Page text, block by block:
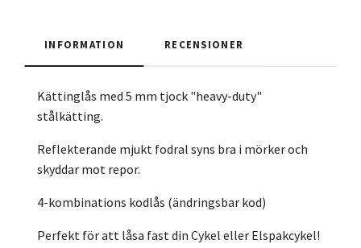
INFORMATION RECENSIONER
Kättinglås med 5 mm tjock "heavy-duty"
stålkätting.
Reflekterande mjukt fodral syns bra i mörker och
skyddar mot repor.
4-kombinations kodlås (ändringsbar kod)
Perfekt för att låsa fast din Cykel eller Elspakcykel!